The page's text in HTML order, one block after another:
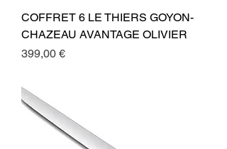
COFFRET 6 LE THIERS GOYON-
CHAZEAU AVANTAGE OLIVIER
Preis
399,00 €